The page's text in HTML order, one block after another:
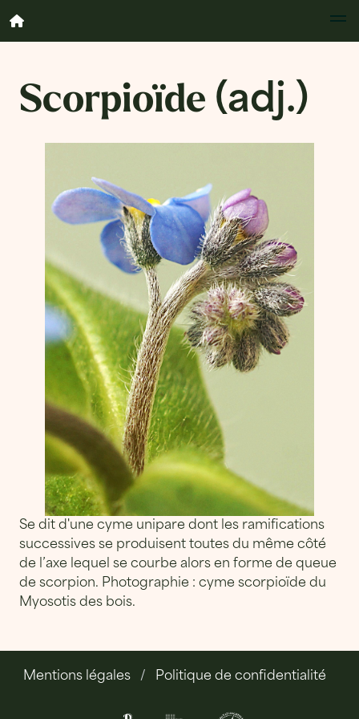
Scorpioïde (adj.)
Se dit d'une cyme unipare dont les ramifications
successives se produisent toutes du même côté
de l’axe lequel se courbe alors en forme de queue
de scorpion. Photographie : cyme scorpioïde du
Myosotis des bois.
Mentions légales Politique de confidentialité